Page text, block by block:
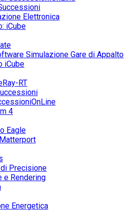
Elettronica
iCube
Simulazione Gare di Appalto
iCube
RT
4
Eagle
Precisione
e Rendering
Energetica